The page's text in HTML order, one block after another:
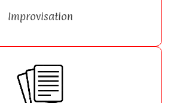
Improvisation